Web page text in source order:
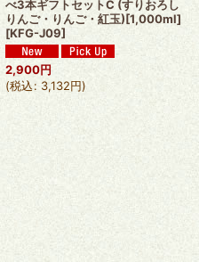
べ3本ギフトセットC (すりおろし
りんご・りんご・紅玉)[1,000ml]
[KFG-J09]
2,900円
(税込: 3,132円)